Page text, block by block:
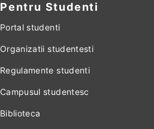
Pentru Studenti
Portal studenti
Organizatii studentesti
Regulamente studenti
Campusul studentesc
Biblioteca